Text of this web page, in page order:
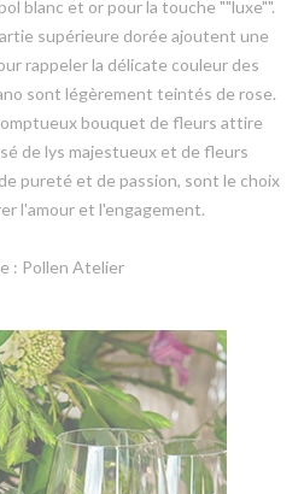
blanc et or pour la touche ""luxe"".
supérieure dorée ajoutent une
rappeler la délicate couleur des
sont légèrement teintés de rose.
bouquet de fleurs attire
de lys majestueux et de fleurs
pureté et de passion, sont le choix
l'amour et l'engagement.
: Pollen Atelier